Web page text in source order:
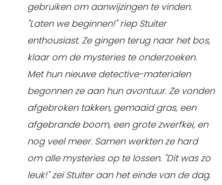
gebruiken om aanwijzingen te vinden.
"Laten we beginnen!" riep Stuiter
enthousiast. Ze gingen terug naar het bos,
klaar om de mysteries te onderzoeken.
Met hun nieuwe detective-materialen
begonnen ze aan hun avontuur. Ze vonden
afgebroken takken, gemaaid gras, een
afgebrande boom, een grote zwerfkei, en
nog veel meer. Samen werkten ze hard
om alle mysteries op te lossen. "Dit was zo
leuk!" zei Stuiter aan het einde van de dag.